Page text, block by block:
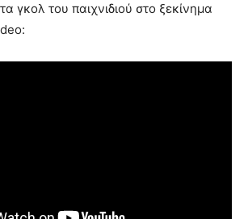
γκολ του παιχνιδιού στο ξεκίνημα